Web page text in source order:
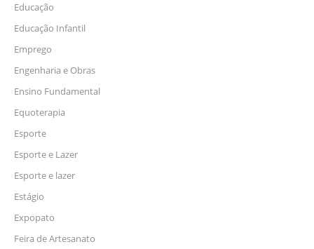
Educação
Educação Infantil
Emprego
Engenharia e Obras
Ensino Fundamental
Equoterapia
Esporte
Esporte e Lazer
Esporte e lazer
Estágio
Expopato
Feira de Artesanato